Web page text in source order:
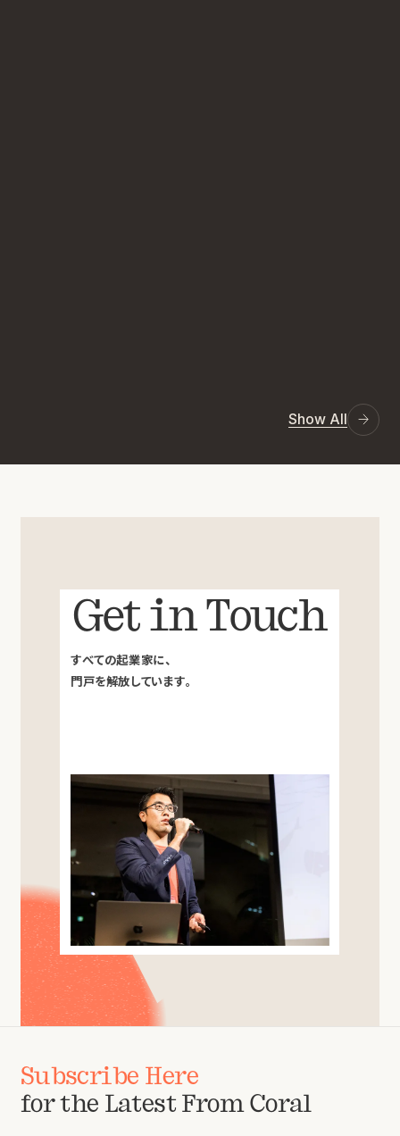
Show All
Get in Touch
すべての起業家に、
門戸を解放しています。
Subscribe Here
for the Latest From Coral